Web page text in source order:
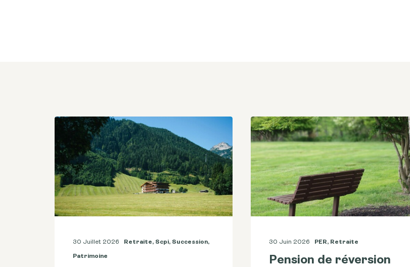
30 Juillet 2026 Retraite, Scpi, Succession,
Patrimoine
30 Juin 2026 PER, Retraite
Pension de réversion